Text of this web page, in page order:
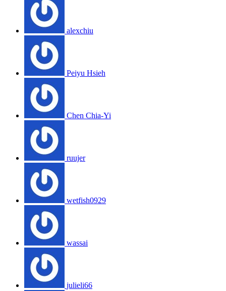
alexchiu
Peiyu Hsieh
Chen Chia-Yi
ruujer
wetfish0929
wassai
julieli66